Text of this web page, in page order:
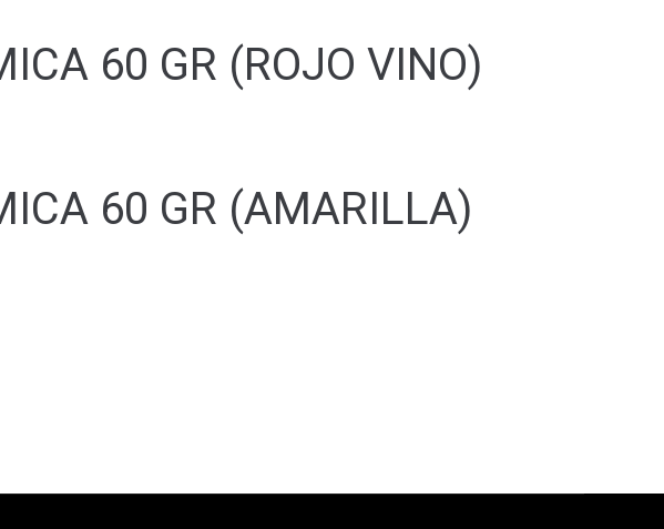
60 GR (ROJO VINO)
60 GR (AMARILLA)